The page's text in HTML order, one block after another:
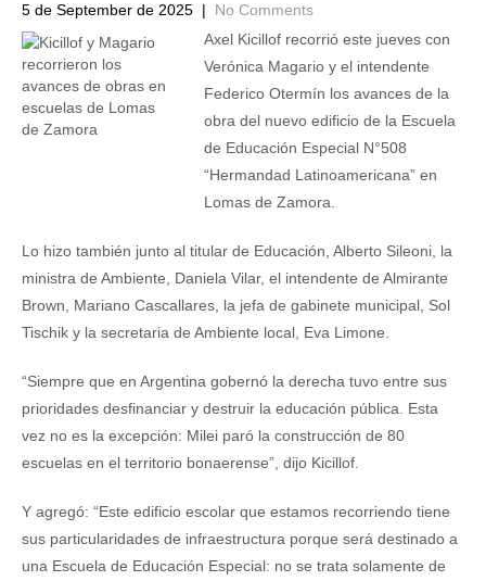
5 de September de 2025 | No Comments
Axel Kicillof recorrió este jueves con
Verónica Magario y el intendente
Federico Otermín los avances de la
obra del nuevo edificio de la Escuela
de Educación Especial N°508
“Hermandad Latinoamericana” en
Lomas de Zamora.
Lo hizo también junto al titular de Educación, Alberto Sileoni, la
ministra de Ambiente, Daniela Vilar, el intendente de Almirante
Brown, Mariano Cascallares, la jefa de gabinete municipal, Sol
Tischik y la secretaria de Ambiente local, Eva Limone.
“Siempre que en Argentina gobernó la derecha tuvo entre sus
prioridades desfinanciar y destruir la educación pública. Esta
vez no es la excepción: Milei paró la construcción de 80
escuelas en el territorio bonaerense”, dijo Kicillof.
Y agregó: “Este edificio escolar que estamos recorriendo tiene
sus particularidades de infraestructura porque será destinado a
una Escuela de Educación Especial: no se trata solamente de